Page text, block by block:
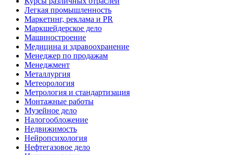
Легкая промышленность
Маркетинг, реклама и PR
Маркшейдерское дело
Машиностроение
Медицина и здравоохранение
Менеджер по продажам
Менеджмент
Металлургия
Метеорология
Метрология и стандартизация
Монтажные работы
Музейное дело
Налогообложение
Недвижимость
Нейропсихология
Нефтегазовое дело